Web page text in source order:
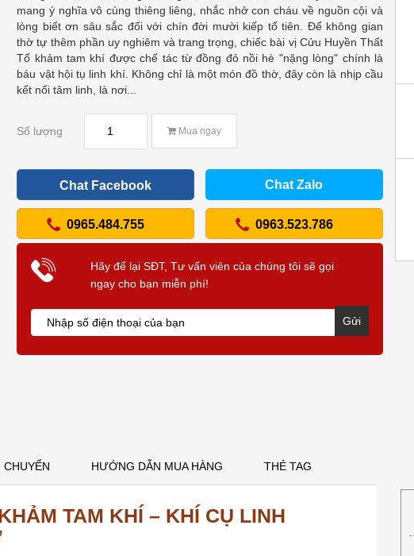
mang ý nghĩa vô cùng thiêng liêng, nhắc nhở con cháu về nguồn cội và
lòng biết ơn sâu sắc đối với chín đời mười kiếp tổ tiên. Để không gian
thờ tự thêm phần uy nghiêm và trang trọng, chiếc bài vị Cửu Huyền Thất
Tổ khảm tam khí được chế tác từ đồng đỏ nồi hè "nặng lòng" chính là
báu vật hội tụ linh khí. Không chỉ là một món đồ thờ, đây còn là nhịp cầu
kết nối tâm linh, là nơi...
Số lượng Mua ngay
Chat Facebook Chat Zalo
0965.484.755 0963.523.786
Hãy để lại SĐT, Tư vấn viên của chúng tôi sẽ gọi
ngay cho bạn miễn phí!
Gửi
HƯỚNG DẪN MUA HÀNG THẺ TAG
TAM KHÍ – KHÍ CỤ LINH